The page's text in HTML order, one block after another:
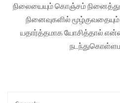
நிலையையும் கொஞ்சம்
நினைவுகளில்
யதார்த்தமாக யோசித்தால்